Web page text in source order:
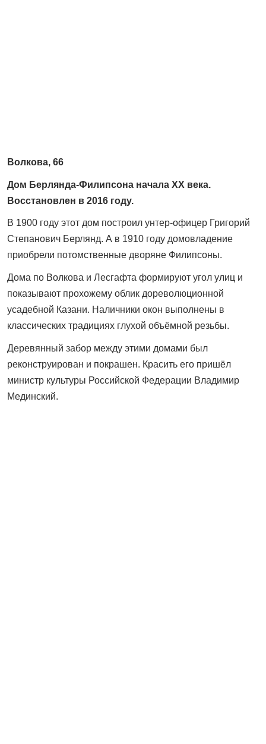
Волкова, 66
Дом Берлянда-Филипсона начала XX века.
Восстановлен в 2016 году.
В 1900 году этот дом построил унтер-офицер Григорий
Степанович Берлянд. А в 1910 году домовладение
приобрели потомственные дворяне Филипсоны.
Дома по Волкова и Лесгафта формируют угол улиц и
показывают прохожему облик дореволюционной
усадебной Казани. Наличники окон выполнены в
классических традициях глухой объёмной резьбы.
Деревянный забор между этими домами был
реконструирован и покрашен. Красить его пришёл
министр культуры Российской Федерации Владимир
Мединский.